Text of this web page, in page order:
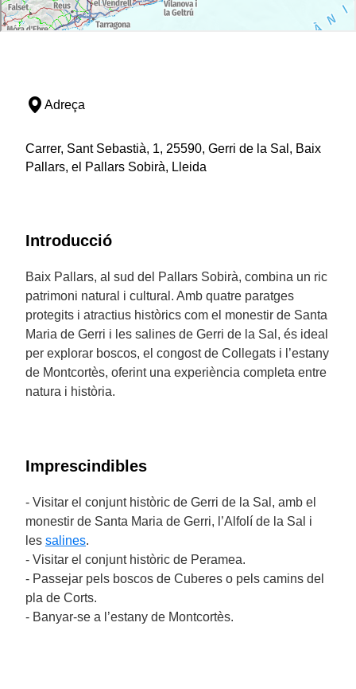
Adreça
Carrer, Sant Sebastià, 1, 25590, Gerri de la Sal, Baix
Pallars, el Pallars Sobirà, Lleida
Introducció
Baix Pallars, al sud del Pallars Sobirà, combina un ric
patrimoni natural i cultural. Amb quatre paratges
protegits i atractius històrics com el monestir de Santa
Maria de Gerri i les salines de Gerri de la Sal, és ideal
per explorar boscos, el congost de Collegats i l’estany
de Montcortès, oferint una experiència completa entre
natura i història.
Imprescindibles
- Visitar el conjunt històric de Gerri de la Sal, amb el
monestir de Santa Maria de Gerri, l’Alfolí de la Sal i
les salines.
- Visitar el conjunt històric de Peramea.
- Passejar pels boscos de Cuberes o pels camins del
pla de Corts.
- Banyar-se a l’estany de Montcortès.